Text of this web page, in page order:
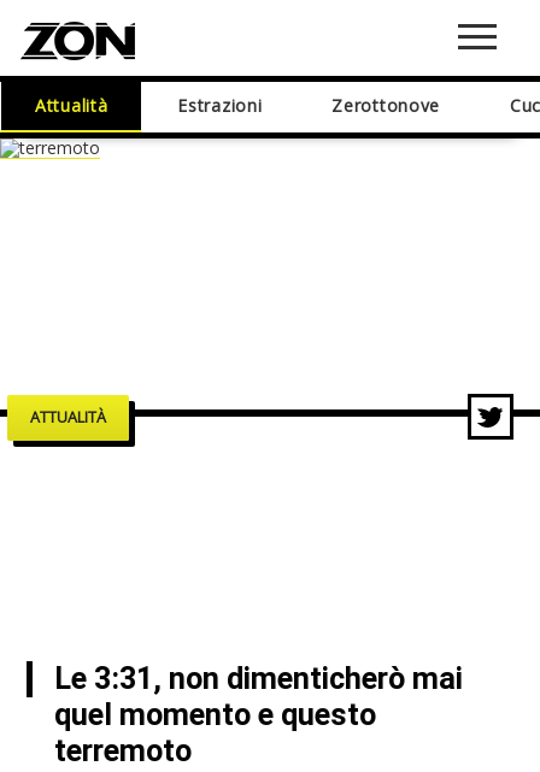
Attualità Estrazioni Zerottonove
ATTUALITÀ
Le 3:31, non dimenticherò mai
quel momento e questo
terremoto